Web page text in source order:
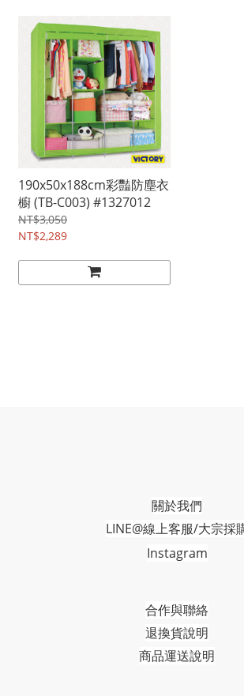
190x50x188cm彩豔防塵衣
櫥 (TB-C003) #1327012
NT$3,050
NT$2,289
關於我們
LINE@線上客服/大宗採
Instagram
合作與聯絡
退換貨說明
商品運送說明